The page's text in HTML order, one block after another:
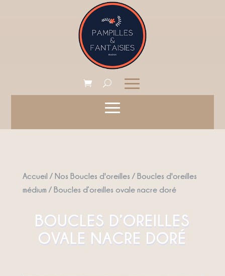
Accueil / Nos Boucles d'oreilles / Boucles d'oreilles
médium / Boucles d’oreilles ovale nacre doré
BOUCLES D’OREILLES
OVALE NACRE DORÉ